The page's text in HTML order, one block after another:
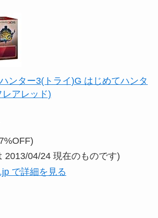
ンター3(トライ)G はじめてハンタ
アレッド)
2013/04/24 現在のものです)
で詳細を見る